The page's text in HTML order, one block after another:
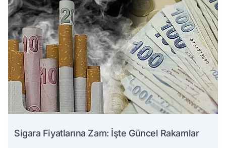
Sigara Fiyatlarına Zam: İşte Güncel Rakamlar